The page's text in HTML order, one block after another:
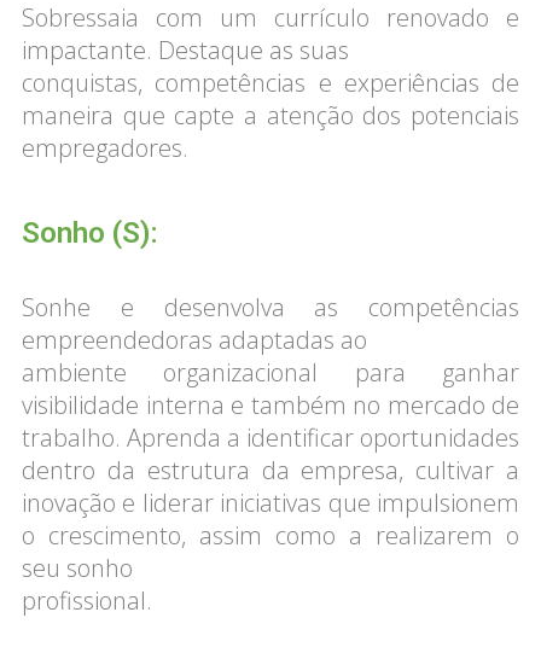
Sobressaia com um currículo renovado e
impactante. Destaque as suas
conquistas, competências e experiências de
maneira que capte a atenção dos potenciais
empregadores.
Sonho (S):
Sonhe e desenvolva as competências
empreendedoras adaptadas ao
ambiente organizacional para ganhar
visibilidade interna e também no mercado de
trabalho. Aprenda a identificar oportunidades
dentro da estrutura da empresa, cultivar a
inovação e liderar iniciativas que impulsionem
o crescimento, assim como a realizarem o
seu sonho
profissional.